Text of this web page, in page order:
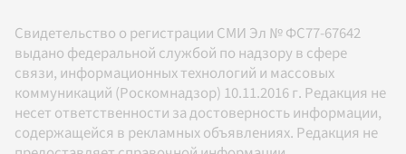
Свидетельство о регистрации СМИ Эл № ФС77-67642
выдано федеральной службой по надзору в сфере
связи, информационных технологий и массовых
коммуникаций (Роскомнадзор) 10.11.2016 г. Редакция не
несет ответственности за достоверность информации,
содержащейся в рекламных объявлениях. Редакция не